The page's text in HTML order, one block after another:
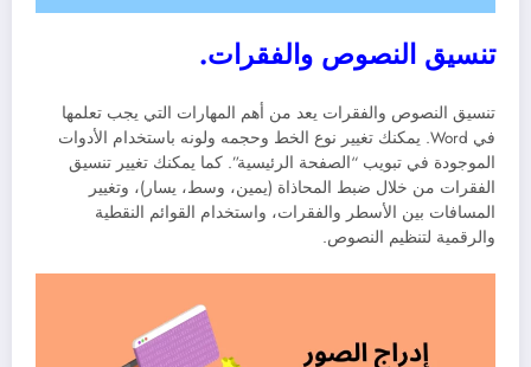
تنسيق النصوص والفقرات.
تنسيق النصوص والفقرات يعد من أهم المهارات التي يجب تعلمها
في Word. يمكنك تغيير نوع الخط وحجمه ولونه باستخدام الأدوات
الموجودة في تبويب “الصفحة الرئيسية”. كما يمكنك تغيير تنسيق
الفقرات من خلال ضبط المحاذاة (يمين، وسط، يسار)، وتغيير
المسافات بين الأسطر والفقرات، واستخدام القوائم النقطية
والرقمية لتنظيم النصوص.